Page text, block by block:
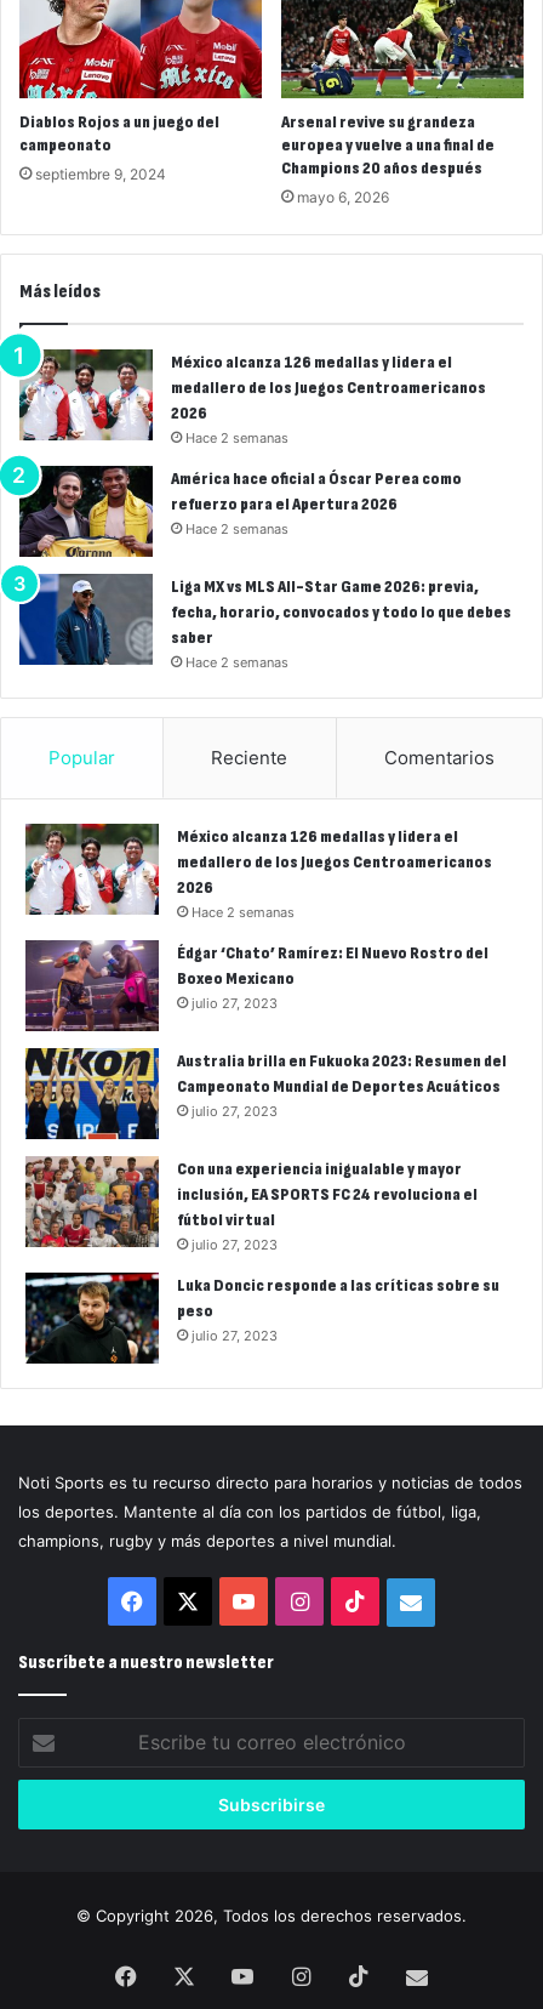
Diablos Rojos a un juego del
campeonato
septiembre 9, 2024
Arsenal revive su grandeza
europea y vuelve a una final de
Champions 20 años después
mayo 6, 2026
Más leídos
México alcanza 126 medallas y lidera el
medallero de los Juegos Centroamericanos
2026
Hace 2 semanas
América hace oficial a Óscar Perea como
refuerzo para el Apertura 2026
Hace 2 semanas
Liga MX vs MLS All-Star Game 2026: previa,
fecha, horario, convocados y todo lo que debes
saber
Hace 2 semanas
Popular Reciente Comentarios
México alcanza 126 medallas y lidera el
medallero de los Juegos Centroamericanos
2026
Hace 2 semanas
Édgar ‘Chato’ Ramírez: El Nuevo Rostro del
Boxeo Mexicano
julio 27, 2023
Australia brilla en Fukuoka 2023: Resumen del
Campeonato Mundial de Deportes Acuáticos
julio 27, 2023
Con una experiencia inigualable y mayor
inclusión, EA SPORTS FC 24 revoluciona el
fútbol virtual
julio 27, 2023
Luka Doncic responde a las críticas sobre su
peso
julio 27, 2023
Noti Sports es tu recurso directo para horarios y noticias de todos
los deportes. Mantente al día con los partidos de fútbol, liga,
champions, rugby y más deportes a nivel mundial.
Facebook YouTubeInstagram
TikTokCorreo
Suscríbete a nuestro newsletter
correo
© Copyright 2026, Todos los derechos reservados.
Facebook YouTubeInstagram
TikTokCorreo